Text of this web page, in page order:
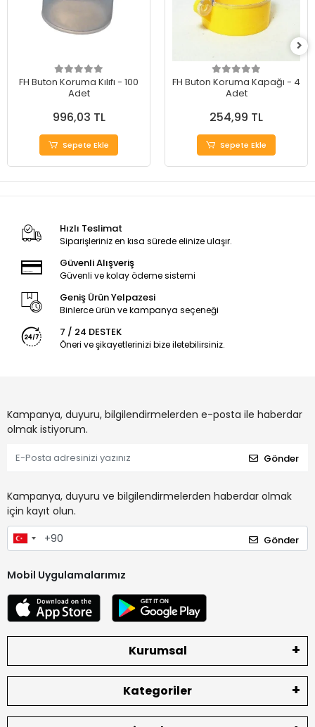
FH Buton Koruma Kılıfı - 100
Adet
996,03 TL
Sepete Ekle
FH Buton Koruma Kapağı - 4
Adet
254,99 TL
Sepete Ekle
Hızlı Teslimat
Siparişleriniz en kısa sürede elinize ulaşır.
Güvenli Alışveriş
Güvenli ve kolay ödeme sistemi
Geniş Ürün Yelpazesi
Binlerce ürün ve kampanya seçeneği
7 / 24 DESTEK
Öneri ve şikayetlerinizi bize iletebilirsiniz.
Kampanya, duyuru, bilgilendirmelerden e-posta ile haberdar
olmak istiyorum.
Gönder
Kampanya, duyuru ve bilgilendirmelerden haberdar olmak
için kayıt olun.
Gönder
Mobil Uygulamalarımız
Kurumsal
Kategoriler